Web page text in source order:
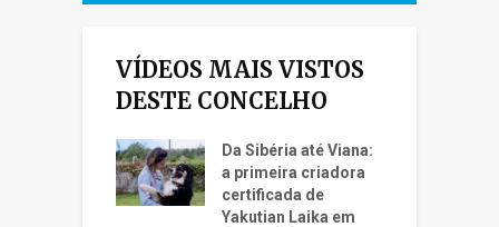
VÍDEOS MAIS VISTOS
DESTE CONCELHO
Da Sibéria até Viana:
a primeira criadora
certificada de
Yakutian Laika em